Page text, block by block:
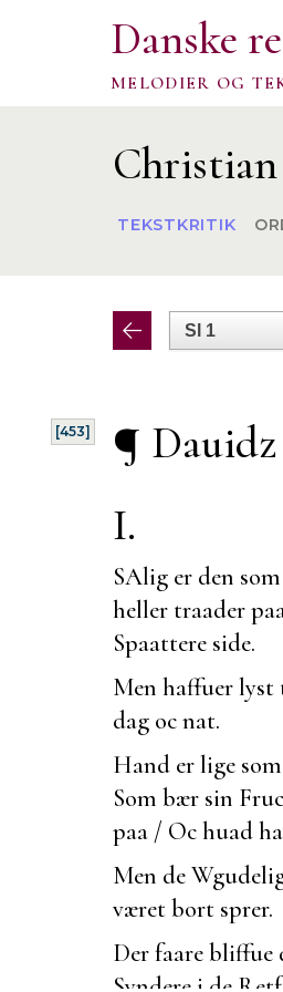
Danske
MELODIER OG
Christian
TEKSTKRITIK
[453] ¶ Dauidz
I.
SAlig er den
heller traader
Spaattere side.
Men haffuer
dag oc nat.
Hand er lige
Som bær sin
paa / Oc huad
Men de
væretbort sprer.
Der faare bliffue
Syndere i de